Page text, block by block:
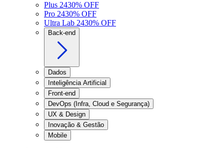
Plus 2430% OFF
Pro 2430% OFF
Ultra Lab 2430% OFF
Back-end
Dados
Inteligência Artificial
Front-end
DevOps (Infra, Cloud e Segurança)
UX & Design
Inovação & Gestão
Mobile